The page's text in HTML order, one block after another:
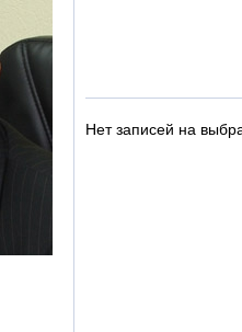
Нет записей на